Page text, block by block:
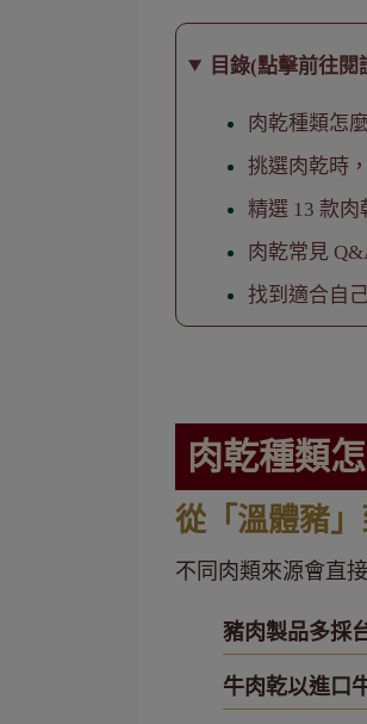
目錄(點擊前往閱
肉乾種類怎
挑選肉乾時
精選 13 款肉
肉乾常見
找到適合自
肉乾種類
從「溫體豬
不同肉類來源會直
豬肉製品多採
牛肉乾以進口